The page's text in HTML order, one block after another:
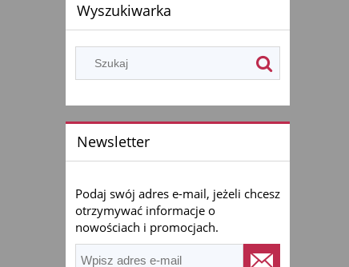
Wyszukiwarka
Newsletter
Podaj swój adres e-mail, jeżeli chcesz
otrzymywać informacje o
nowościach i promocjach.